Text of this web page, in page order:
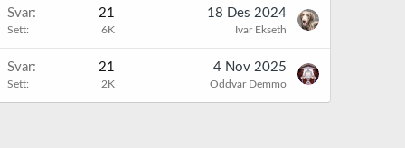
Svar 21
Sett 6K
18 Des 2024
Ivar Ekseth
Svar 21
Sett 2K
4 Nov 2025
Oddvar Demmo